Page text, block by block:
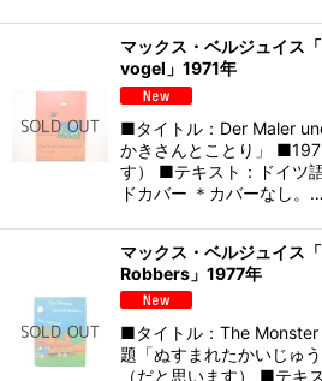
マックス・ベルジュイス
vogel」1971年
■タイトル：Der Maler
かきさんとことり」
す） ■テキスト：ドイツ
ドカバー ＊カバーなし。…
マックス・ベルジュイス
Robbers」1977年
■タイトル：The
題「ぬすまれたかいじゅ
（だと思います） ■テキ